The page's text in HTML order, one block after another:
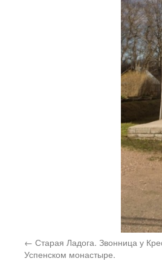
Старая Ладога. Звонница у
Успенском монастыре.